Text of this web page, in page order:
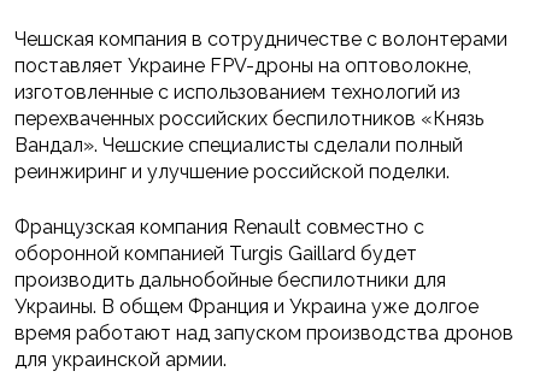
Чешская компания в сотрудничестве с волонтерами
поставляет Украине FPV-дроны на оптоволокне,
изготовленные с использованием технологий из
перехваченных российских беспилотников «Князь
Вандал». Чешские специалисты сделали полный
реинжиринг и улучшение российской поделки.
Французская компания Renault совместно с
оборонной компанией Turgis Gaillard будет
производить дальнобойные беспилотники для
Украины. В общем Франция и Украина уже долгое
время работают над запуском производства дронов
для украинской армии.